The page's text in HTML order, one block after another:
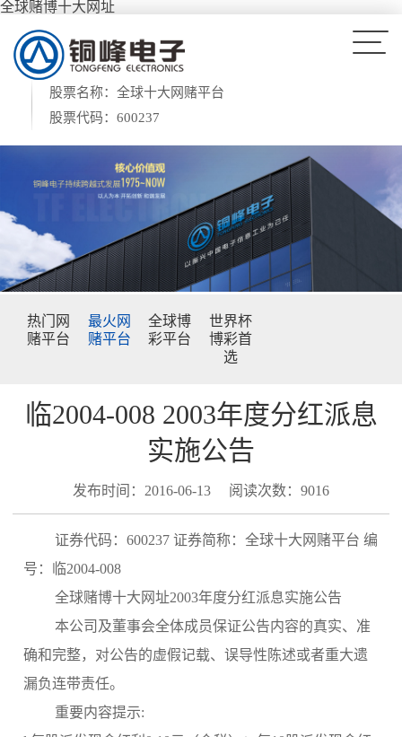
全球赌博十大网址
股票名称：全球十大网赌平台
股票代码：600237
热门网
赌平台
最火网
赌平台
全球博
彩平台
世界杯
博彩首
选
临2004-008 2003年度分红派息
实施公告
发布时间：2016-06-13 阅读次数：9016
证券代码：600237 证券简称：全球十大网赌平台 编
号：临2004-008
全球赌博十大网址2003年度分红派息实施公告
本公司及董事会全体成员保证公告内容的真实、准
确和完整，对公告的虚假记载、误导性陈述或者重大遗
漏负连带责任。
重要内容提示: